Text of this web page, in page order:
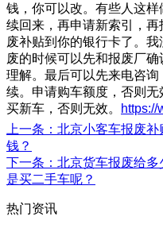
钱，你可以改。有些人这
续回来，再申请新索引，
废补贴到你的银行卡了。
废的时候可以先和报废厂
理解。最后可以先来电咨
续。申请购车额度，否则
买新车，否则无效。
https://
上一条 ：北京小客车报废
钱？
下一条 ：北京货车报废给
是买二手车呢？
热门资讯